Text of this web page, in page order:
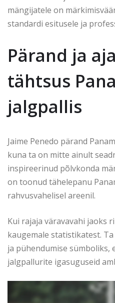
mängijatele on
standardi esitusele ja
Pärand ja
tähtsus
jalgpallis
Jaime Penedo pärand
kuna ta on mitte ainult
inspireerinud põlvkonda
on toonud tähelepanu
rahvusvahelisel areenil.
Kui rajaja väravavahi jaoks
kaugemale statistikatest.
ja pühendumise sümboliks,
jalgpallurite igasuguseid